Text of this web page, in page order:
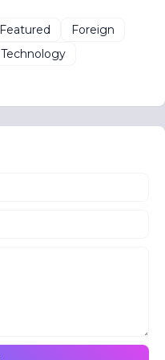
Featured
Foreign
Technology